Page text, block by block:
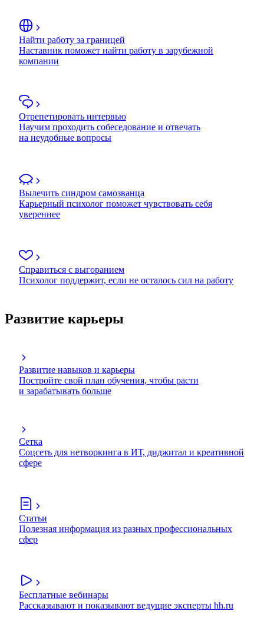
Найти работу за границей
Наставник поможет найти работу в зарубежной
компании
Отрепетировать интервью
Научим проходить собеседование и отвечать
на неудобные вопросы
Вылечить синдром самозванца
Карьерный психолог поможет чувствовать себя
увереннее
Справиться с выгоранием
Психолог поддержит, если не осталось сил на работу
Развитие карьеры
Развитие навыков и карьеры
Постройте свой план обучения, чтобы расти
и зарабатывать больше
Сетка
Соцсеть для нетворкинга в ИТ, диджитал и креативной
сфере
Статьи
Полезная информация из разных профессиональных
сфер
Бесплатные вебинары
Рассказывают и показывают ведущие эксперты hh.ru